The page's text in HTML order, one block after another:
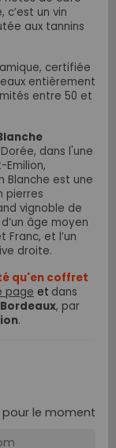
un vin
aux tannins
certifiée
entièrement
entre 50 et
dans l'une
Blanche est une
pierres
vignoble de
âge moyen
et l’un
droite.
qu'en coffret
page et dans
, par
.
le moment